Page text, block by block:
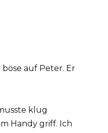
böse auf Peter. Er
klug
Handy griff. Ich